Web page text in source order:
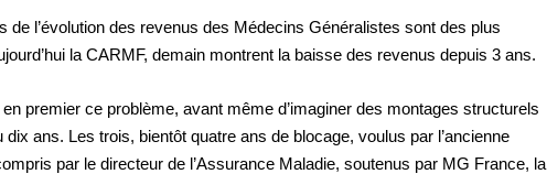
de l’évolution des revenus des Médecins Généralistes sont des plus
la CARMF, demain montrent la baisse des revenus depuis 3 ans.
en premier ce problème, avant même d’imaginer des montages structurels
ans. Les trois, bientôt quatre ans de blocage, voulus par l’ancienne
par le directeur de l’Assurance Maladie, soutenus par MG France, la